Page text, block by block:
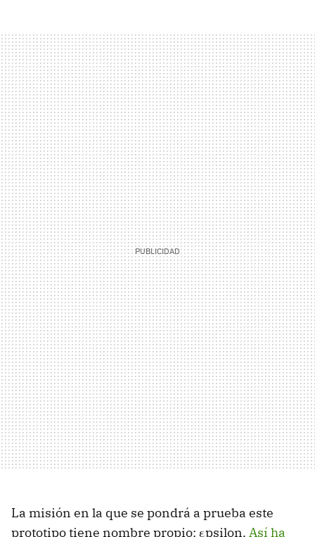
La misión en la que se pondrá a prueba este
prototipo tiene nombre propio: εpsilon. Así ha